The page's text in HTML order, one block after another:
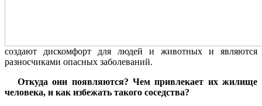
создают дискомфорт для людей и животных и являются
разносчиками опасных заболеваний.
Откуда они появляются? Чем привлекает их жилище
человека, и как избежать такого соседства?